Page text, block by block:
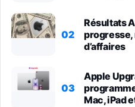
02
Résultats
d’affaires
03
Apple
Mac, iPad